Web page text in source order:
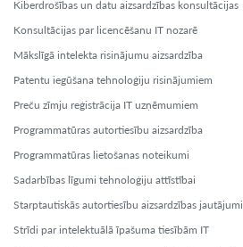
Kiberdrošības un datu aizsardzības konsultācijas
Konsultācijas par licencēšanu IT nozarē
Mākslīgā intelekta risinājumu aizsardzība
Patentu iegūšana tehnoloģiju risinājumiem
Preču zīmju reģistrācija IT uzņēmumiem
Programmatūras autortiesību aizsardzība
Programmatūras lietošanas noteikumi
Sadarbības līgumi tehnoloģiju attīstībai
Starptautiskās autortiesību aizsardzības jautājumi
Strīdi par intelektuālā īpašuma tiesībām IT